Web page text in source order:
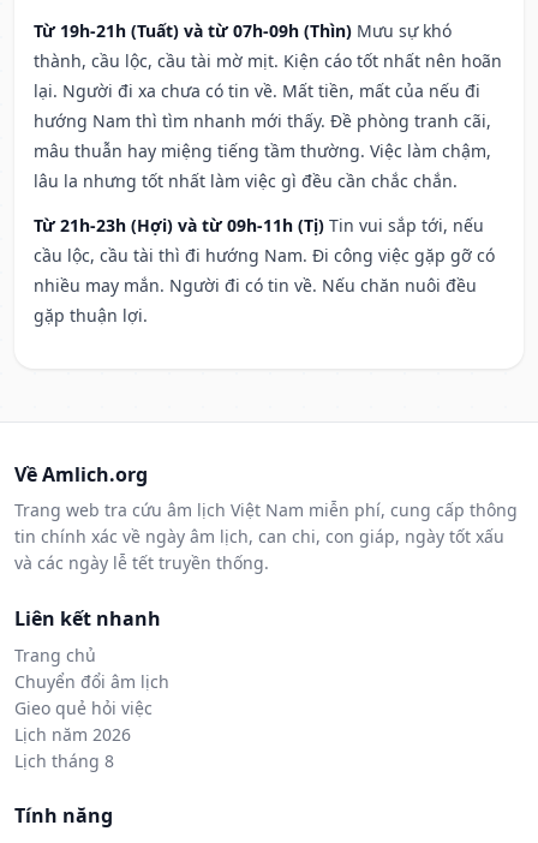
Từ 19h-21h (Tuất) và từ 07h-09h (Thìn) Mưu sự khó
thành, cầu lộc, cầu tài mờ mịt. Kiện cáo tốt nhất nên hoãn
lại. Người đi xa chưa có tin về. Mất tiền, mất của nếu đi
hướng Nam thì tìm nhanh mới thấy. Đề phòng tranh cãi,
mâu thuẫn hay miệng tiếng tầm thường. Việc làm chậm,
lâu la nhưng tốt nhất làm việc gì đều cần chắc chắn.
Từ 21h-23h (Hợi) và từ 09h-11h (Tị) Tin vui sắp tới, nếu
cầu lộc, cầu tài thì đi hướng Nam. Đi công việc gặp gỡ có
nhiều may mắn. Người đi có tin về. Nếu chăn nuôi đều
gặp thuận lợi.
Về Amlich.org
Trang web tra cứu âm lịch Việt Nam miễn phí, cung cấp thông
tin chính xác về ngày âm lịch, can chi, con giáp, ngày tốt xấu
và các ngày lễ tết truyền thống.
Liên kết nhanh
Trang chủ
Chuyển đổi âm lịch
Gieo quẻ hỏi việc
Lịch năm 2026
Lịch tháng 8
Tính năng